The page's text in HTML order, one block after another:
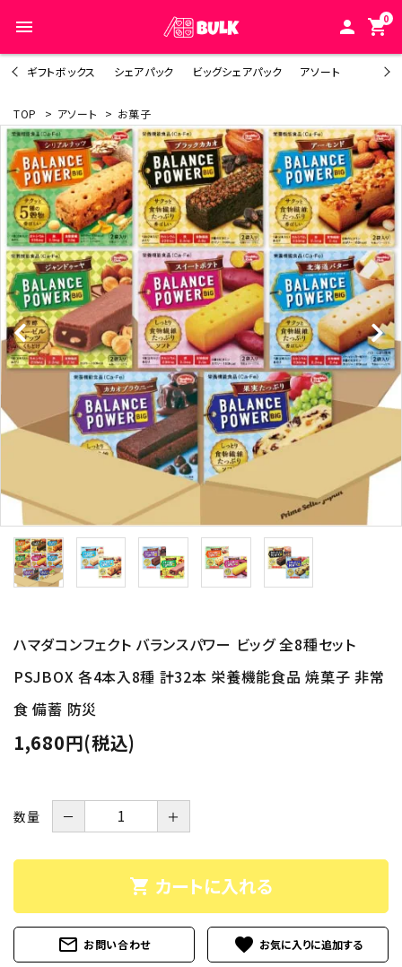
menu person 0
shopping_cart
ギフトボックス シェアパック ビッグシェアパック アソート
search
人気キーワード1
人気キーワード2
人気キーワード3
人気キーワード4
人気キーワード5
ACCOUNT MENU
ようこそ ゲスト 様
meeting_room ログイン person 新規会員登録
カテゴリーから探す
シーンから探す
ご利用ガイド
プライバシーポリシー
お問い合わせ
TOP > アソート > お菓子
ハマダコンフェクト バランスパワー ビッグ 全8種セット
PSJBOX 各4本入8種 計32本 栄養機能食品 焼菓子 非常
食 備蓄 防災
1,680円(税込)
数量 － ＋
shopping_cart カートに入れる
mail_outline お問い合わせ favorite